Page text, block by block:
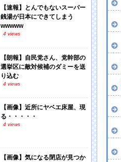
【速報】とんでもないスーパー
銭湯が日本にできてしまう
wwwww
4 views
【朗報】自民党さん、党幹部の
選挙区に敵対候補のダミーを送
り込む
4 views
【画像】近所にヤベエ床屋、現
る・・・・・
4 views
【画像】気になる閉店が見つか